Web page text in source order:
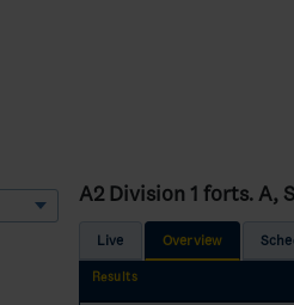
A2 Division 1 forts. A,
Live Overview
Results